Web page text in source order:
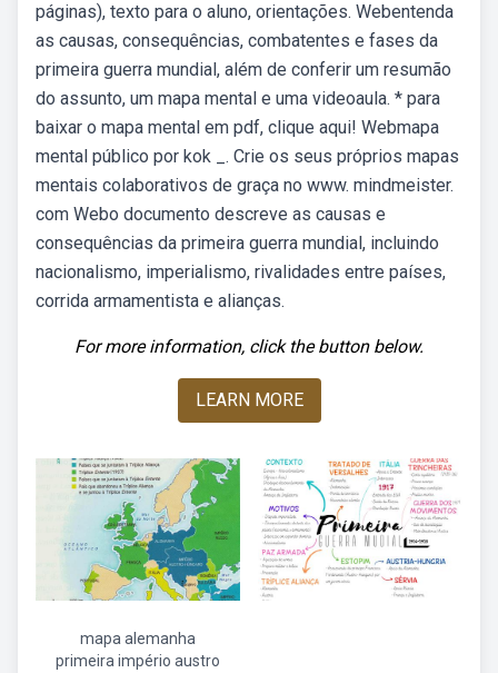
páginas), texto para o aluno, orientações. Webentenda
as causas, consequências, combatentes e fases da
primeira guerra mundial, além de conferir um resumão
do assunto, um mapa mental e uma videoaula. * para
baixar o mapa mental em pdf, clique aqui! Webmapa
mental público por kok _. Crie os seus próprios mapas
mentais colaborativos de graça no www. mindmeister.
com Webo documento descreve as causas e
consequências da primeira guerra mundial, incluindo
nacionalismo, imperialismo, rivalidades entre países,
corrida armamentista e alianças.
For more information, click the button below.
LEARN MORE
mapa alemanha
primeira império austro